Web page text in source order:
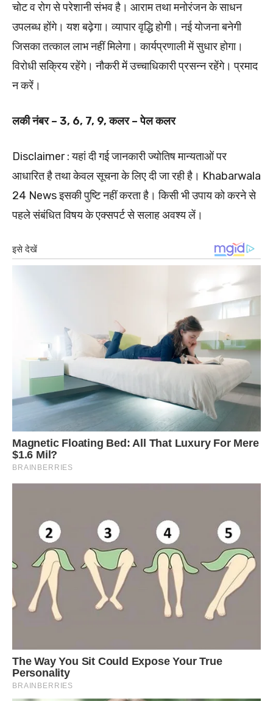
चोट व रोग से परेशानी संभव है। आराम तथा मनोरंजन के साधन
उपलब्ध होंगे। यश बढ़ेगा। व्यापार वृद्धि होगी। नई योजना बनेगी
जिसका तत्काल लाभ नहीं मिलेगा। कार्यप्रणाली में सुधार होगा।
विरोधी सक्रिय रहेंगे। नौकरी में उच्चाधिकारी प्रसन्न रहेंगे। प्रमाद
न करें।
लकी नंबर – 3, 6, 7, 9, कलर – पेल कलर
Disclaimer : यहां दी गई जानकारी ज्योतिष मान्यताओं पर
आधारित है तथा केवल सूचना के लिए दी जा रही है। Khabarwala
24 News इसकी पुष्टि नहीं करता है। किसी भी उपाय को करने से
पहले संबंधित विषय के एक्सपर्ट से सलाह अवश्य लें।